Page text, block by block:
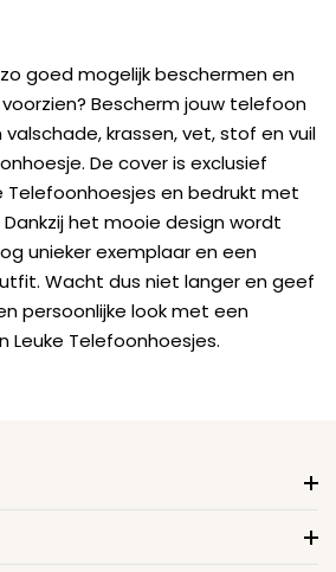
goed mogelijk beschermen en
Bescherm jouw telefoon
krassen, vet, stof en vuil
De cover is exclusief
Telefoonhoesjes en bedrukt met
het mooie design wordt
unieker exemplaar en een
Wacht dus niet langer en geef
persoonlijke look met een
Leuke Telefoonhoesjes.